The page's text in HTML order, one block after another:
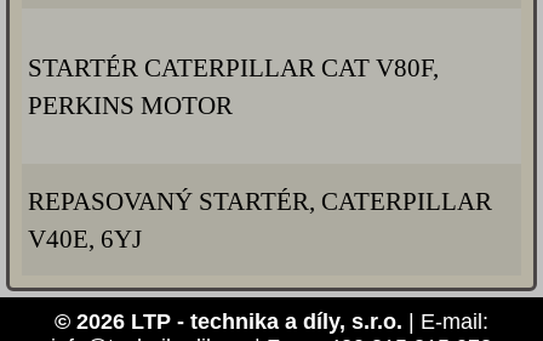
STARTÉR CATERPILLAR CAT V80F,
PERKINS MOTOR
REPASOVANÝ STARTÉR, CATERPILLAR
V40E, 6YJ
© 2026 LTP - technika a díly, s.r.o. | E-mail: